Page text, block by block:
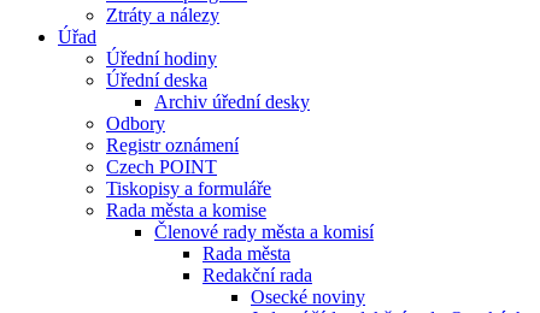
Ztráty a nálezy
Úřad
Úřední hodiny
Úřední deska
Archiv úřední desky
Odbory
Registr oznámení
Czech POINT
Tiskopisy a formuláře
Rada města a komise
Členové rady města a komisí
Rada města
Redakční rada
Osecké noviny